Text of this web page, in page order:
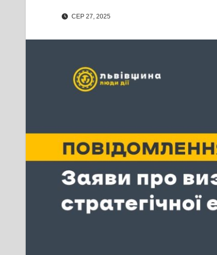
СЕР 27, 2025